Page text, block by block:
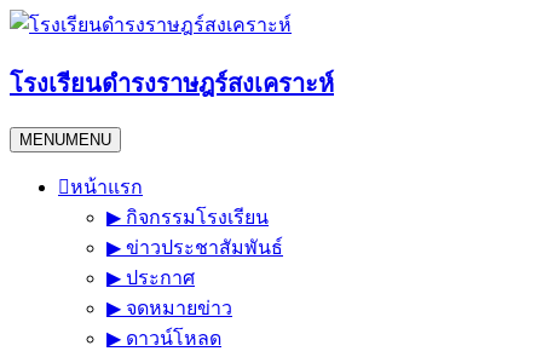
Skip
โรงเรียนดำรงราษฎร์สงเคราะห์
MENUMENU
หน้าแรก
▶︎ กิจกรรมโรงเรียน
▶︎ ข่าวประชาสัมพันธ์
▶︎ ประกาศ
▶︎ จดหมายข่าว
▶︎ ดาวน์โหลด